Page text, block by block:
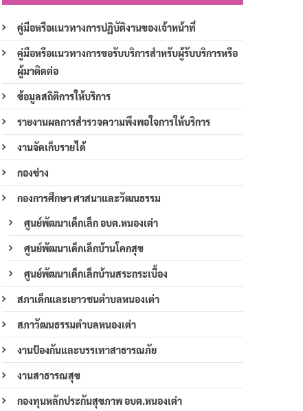
คู่มือหรือแนวทางการปฏิบัติงานของเจ้าหน้าที่
คู่มือหรือแนวทางการขอรับบริการสำหรับผู้รับบริการหรือ
ผู้มาติดต่อ
ข้อมูลสถิติการให้บริการ
รายงานผลการสำรวจความพึงพอใจการให้บริการ
งานจัดเก็บรายได้
กองช่าง
กองการศึกษา ศาสนาและวัฒนธรรม
ศูนย์พัฒนาเด็กเล็ก อบต.หนองเต่า
ศูนย์พัฒนาเด็กเล็กบ้านโคกสุข
ศูนย์พัฒนาเด็กเล็กบ้านสระกระเบื้อง
สภาเด็กและเยาวชนตำบลหนองเต่า
สภาวัฒนธรรมตำบลหนองเต่า
งานป้องกันและบรรเทาสาธารณภัย
งานสาธารณสุข
กองทุนหลักประกันสุขภาพ อบต.หนองเต่า